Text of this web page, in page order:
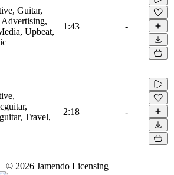
Guitar,
Advertising,
Upbeat,
1:43 -
Travel,
2:18 -
© 2026 Jamendo Licensing